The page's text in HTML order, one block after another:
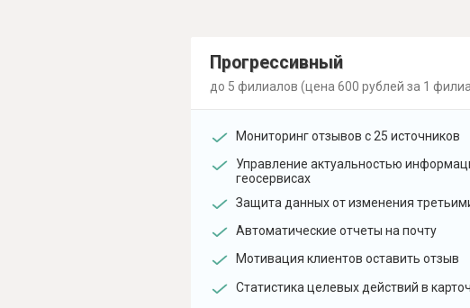
Прогрессивный
до 5 филиалов (цена 600 рублей за 1
Мониторинг отзывов с 25 источников
Управление актуальностью
геосервисах
Защита данных от изменения
Автоматические отчеты на почту
Мотивация клиентов оставить отзыв
Статистика целевых действий в